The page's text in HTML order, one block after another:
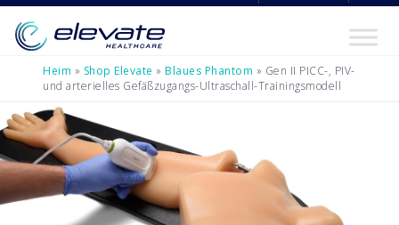
Heim » Shop Elevate » Blaues Phantom » Gen II PICC-, PIV-
und arterielles Gefäßzugangs-Ultraschall-Trainingsmodell